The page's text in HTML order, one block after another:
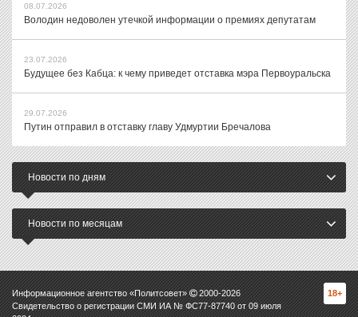
08.07.2026
Володин недоволен утечкой информации о премиях депутатам
23.07.2026
Будущее без Кабца: к чему приведет отставка мэра Первоуральска
29.07.2026
Путин отправил в отставку главу Удмуртии Бречалова
Новости по дням
Новости по месяцам
Информационное агентство «Политсовет» 2000-2026
Свидетельство о регистрации СМИ ИА № ФС77-87740 от 09 июля
18+